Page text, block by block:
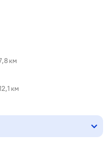
км
км